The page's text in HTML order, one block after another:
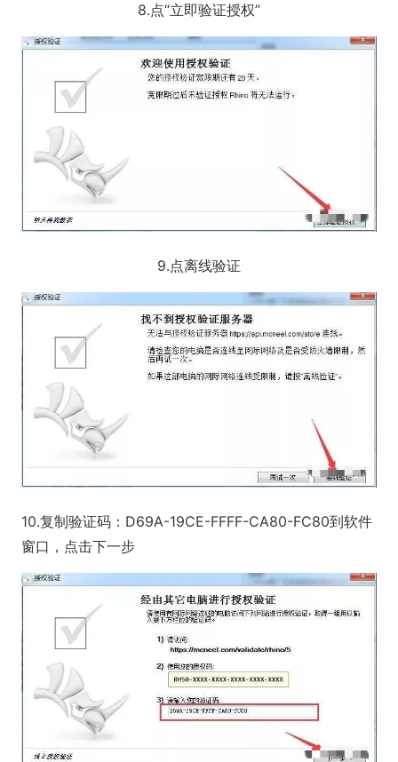
8.点“立即验证授权”
9.点离线验证
10.复制验证码：D69A-19CE-FFFF-CA80-FC80到软件
窗口，点击下一步